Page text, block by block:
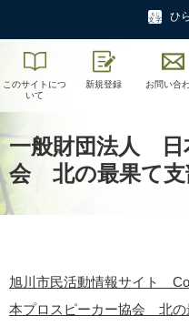
ひ
このサイトにつ
いて
新規登録 お問い合
一般財団法人 日
会 北の最果て支
旭川市民活動情報サイト
本プロスピーカー協会 北の